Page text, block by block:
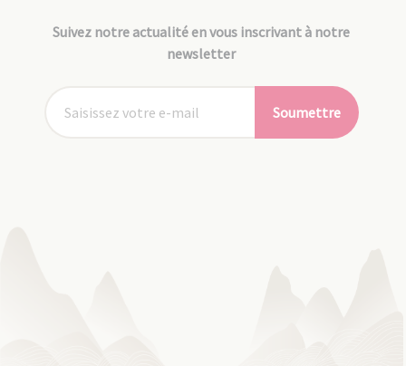
Suivez notre actualité en vous inscrivant à notre
newsletter
Soumettre